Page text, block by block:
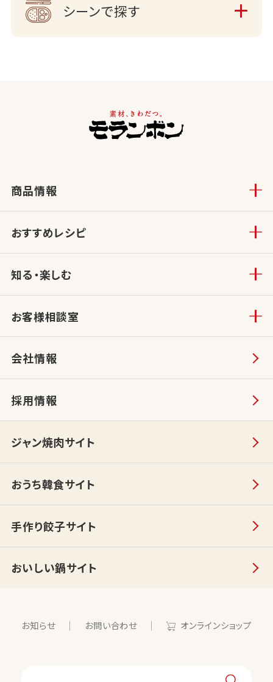
シーンで探す
商品情報
おすすめレシピ
知る・楽しむ
お客様相談室
会社情報
採用情報
ジャン焼肉サイト
おうち韓食サイト
手作り餃子サイト
おいしい鍋サイト
お知らせ お問い合わせ オンラインショップ